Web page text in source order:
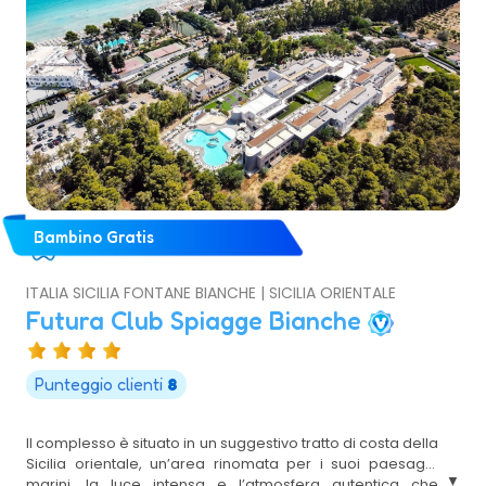
Bambino Gratis
ITALIA SICILIA FONTANE BIANCHE | SICILIA ORIENTALE
Futura Club Spiagge Bianche
Punteggio clienti 8
Il complesso è situato in un suggestivo tratto di costa della
Sicilia orientale, un’area rinomata per i suoi paesaggi